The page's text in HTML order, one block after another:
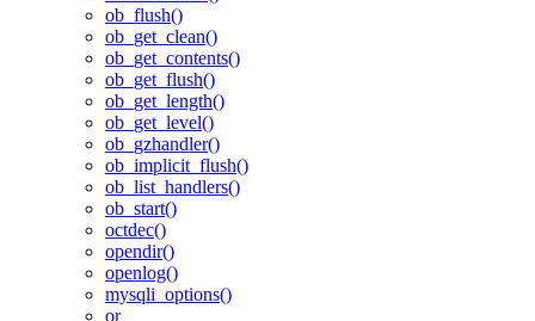
ob_flush()
ob_get_clean()
ob_get_contents()
ob_get_flush()
ob_get_length()
ob_get_level()
ob_gzhandler()
ob_implicit_flush()
ob_list_handlers()
ob_start()
octdec()
opendir()
openlog()
mysqli_options()
or